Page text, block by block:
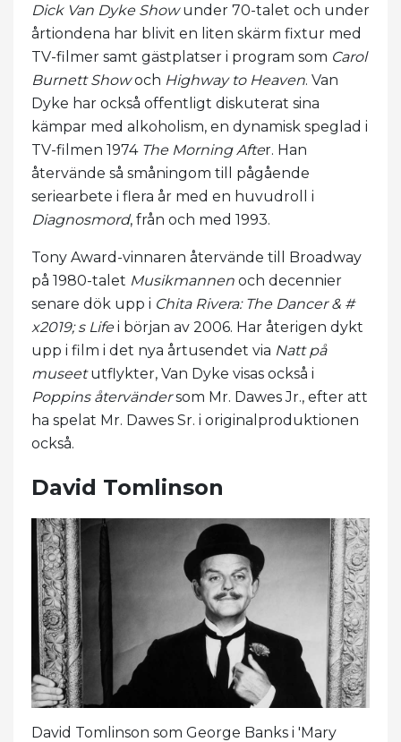
Dick Van Dyke Showunder 70-talet och under
årtiondena har blivit en liten skärm fixtur med
TV-filmer samt gästplatser i program som Carol
Burnett Showoch Highway to Heaven. Van
Dyke har också offentligt diskuterat sina
kämpar med alkoholism, en dynamisk speglad i
TV-filmen 1974 The Morning After. Han
återvände så småningom till pågående
seriearbete i flera år med en huvudroll i
Diagnosmord, från och med 1993.
Tony Award-vinnaren återvände till Broadway
på 1980-talet Musikmannen och decennier
senare dök upp i Chita Rivera: The Dancer & #
x2019; s Lifei början av 2006. Har återigen dykt
upp i film i det nya årtusendet via Natt på
museetutflykter, Van Dyke visas också i
Poppins återvändersom Mr. Dawes Jr., efter att
ha spelat Mr. Dawes Sr. i originalproduktionen
också.
David Tomlinson
David Tomlinson som George Banks i 'Mary